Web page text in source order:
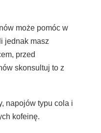
może pomóc w
jednak masz
przed
skonsultuj to z
napojów typu cola i
kofeinę.